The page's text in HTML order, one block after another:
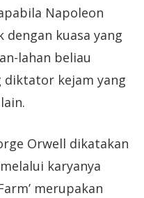
Napoleon
dengan kuasa yang
lahan beliau
diktator kejam yang
Orwell dikatakan
karyanya
merupakan